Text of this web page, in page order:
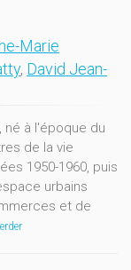
Marie
, David Jean-
à l'époque du
de la vie
1950-1960, puis
urbains
et de